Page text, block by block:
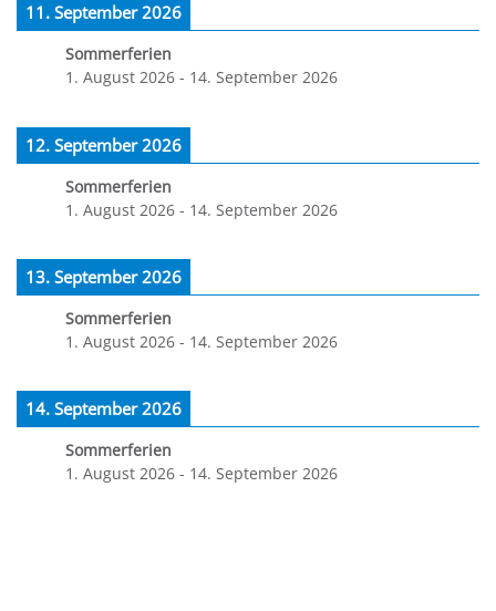
11. September 2026
Sommerferien
1. August 2026 - 14. September 2026
12. September 2026
Sommerferien
1. August 2026 - 14. September 2026
13. September 2026
Sommerferien
1. August 2026 - 14. September 2026
14. September 2026
Sommerferien
1. August 2026 - 14. September 2026